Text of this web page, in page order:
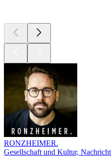
RONZHEIMER.
Gesellschaft und Kultur,